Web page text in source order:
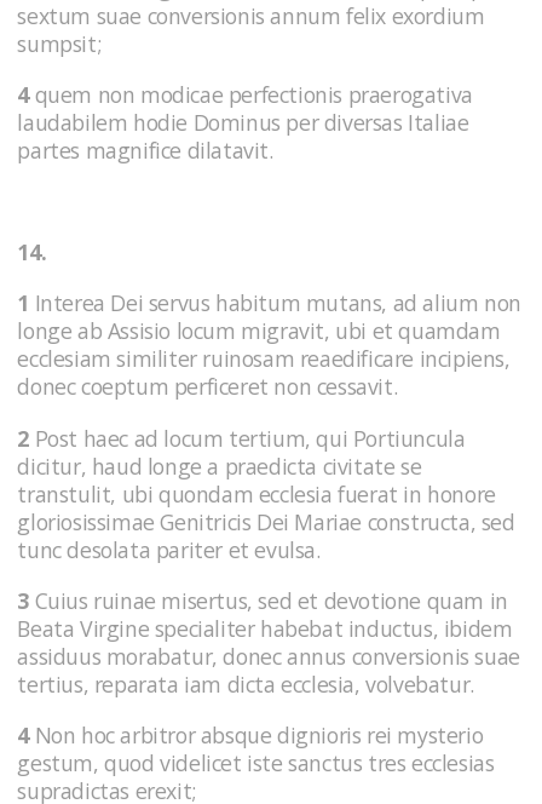
sextum suae conversionis annum felix exordium
sumpsit;
4quem non modicae perfectionis praerogativa
laudabilem hodie Dominus per diversas Italiae
partes magnifice dilatavit.
14.
1 Interea Dei servus habitum mutans, ad alium non
longe ab Assisio locum migravit, ubi et quamdam
ecclesiam similiter ruinosam reaedificare incipiens,
donec coeptum perficeret non cessavit.
2 Post haec ad locum tertium, qui Portiuncula
dicitur, haud longe a praedicta civitate se
transtulit, ubi quondam ecclesia fuerat in honore
gloriosissimae Genitricis Dei Mariae constructa, sed
tunc desolata pariter et evulsa.
3 Cuius ruinae misertus, sed et devotione quam in
Beata Virgine specialiter habebat inductus, ibidem
assiduus morabatur, donec annus conversionis suae
tertius, reparata iam dicta ecclesia, volvebatur.
4Non hoc arbitror absque dignioris rei mysterio
gestum, quod videlicet iste sanctus tres ecclesias
supradictas erexit;